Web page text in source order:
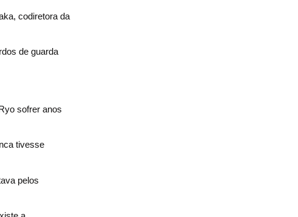
codiretora da
de guarda
sofrer anos
tivesse
pelos